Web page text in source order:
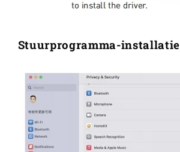
Stuurprogramma-installatie